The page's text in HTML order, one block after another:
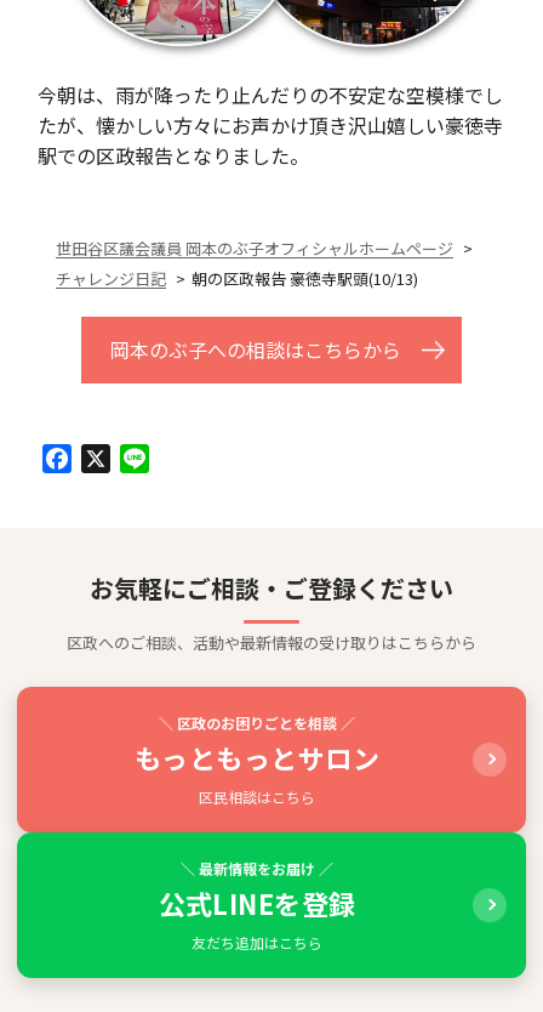
今朝は、雨が降ったり止んだりの不安定な空模様でし
たが、懐かしい方々にお声かけ頂き沢山嬉しい豪徳寺
駅での区政報告となりました。
世田谷区議会議員 岡本のぶ子オフィシャルホームページ
チャレンジ日記
朝の区政報告 豪徳寺駅頭(10/13)
岡本のぶ子への相談はこちらから
Facebook
お気軽にご相談・ご登録ください
区政へのご相談、活動や最新情報の受け取りはこちらから
＼ 区政のお困りごとを相談 ／
もっともっとサロン
区民相談はこちら
＼ 最新情報をお届け ／
公式LINEを登録
友だち追加はこちら